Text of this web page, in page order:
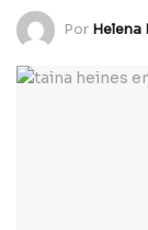
Por Helena